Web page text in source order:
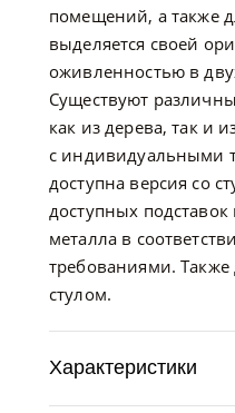
помещений, а также
выделяется своей
оживленностью в
Существуют
как из дерева, так и
с индивидуальными
доступна версия со
доступных подставок
металла в
требованиями. Также
стулом.
Характеристики